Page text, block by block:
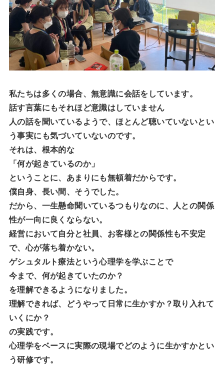
私たちは多くの場合、無意識に会話をしています。
話す言葉にもそれほど意識はしていません
人の話を聞いているようで、ほとんど聴いていないとい
う事実にも気づいていないのです。
それは、根本的な
「何が起きているのか」
ということに、あまりにも無頓着だからです。
僕自身、長い間、そうでした。
だから、一生懸命聞いているつもりなのに、人との関係
性が一向に良くならない。
経営において自分と社員、お客様との関係性も不安定
で、心が落ち着かない。
ゲシュタルト療法という心理学を学ぶことで
今まで、何が起きていたのか？
を理解できるようになりました。
理解できれば、どうやって日常に生かすか？取り入れて
いくにか？
の実践です。
心理学をベースに実際の現場でどのように生かすかとい
う研修です。